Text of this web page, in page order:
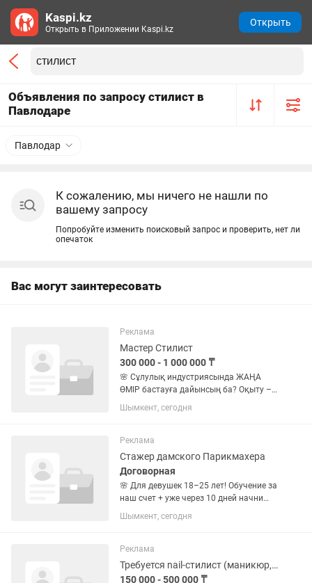
Объявления по запросу стилист в
Павлодаре
Павлодар
К сожалению, мы ничего не нашли по
вашему запросу
Попробуйте изменить поисковый запрос и проверить, нет ли
опечаток
Вас могут заинтересовать
Реклама
Мастер Стилист
300 000 - 1 000 000 ₸
🌸 Сұлулық индустриясында ЖАҢА
ӨМІР бастауға дайынсың ба? Оқыту –
тегін! + 10 күннен кейін ақша таба
бастайсың! Табысың: 350 000₸ – 1 000
шаршадың ба? Клиент қайдан табам...
Шымкент, сегодня
Реклама
Стажер дамского Парикмахера
Договорная
🌸 Для девушек 18–25 лет! Обучение за
наш счет + уже через 10 дней начни
зарабатывать! Доход: 250 000 – 500
000 тг в месяц Мечтаешь работать в
стать...
Шымкент, сегодня
Реклама
Требуется nail-стилист (маникюр, педикюр, наращивание)
150 000 - 500 000 ₸
Kaspi.kz
Открыть в Приложении Kaspi.kz
Открыть